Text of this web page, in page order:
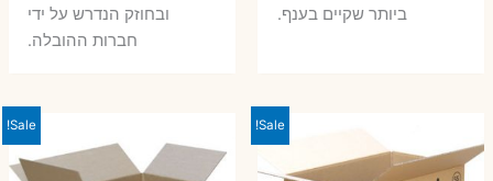
ביותר שקיים בענף.
ובחוזק הנדרש על ידי
חברות ההובלה.
Sale!
Sale!